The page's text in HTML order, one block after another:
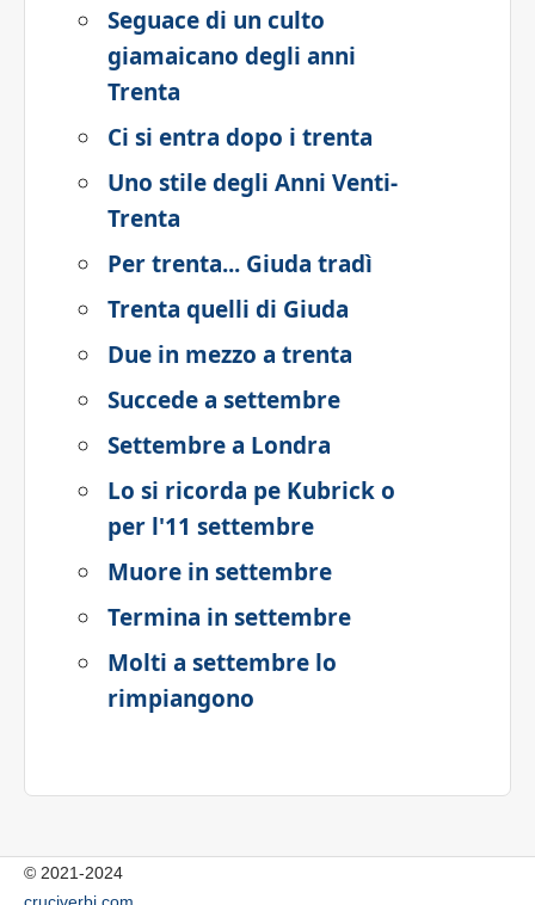
Seguace di un culto
giamaicano degli anni
Trenta
Ci si entra dopo i trenta
Uno stile degli Anni Venti-
Trenta
Per trenta... Giuda tradì
Trenta quelli di Giuda
Due in mezzo a trenta
Succede a settembre
Settembre a Londra
Lo si ricorda pe Kubrick o
per l'11 settembre
Muore in settembre
Termina in settembre
Molti a settembre lo
rimpiangono
© 2021-2024